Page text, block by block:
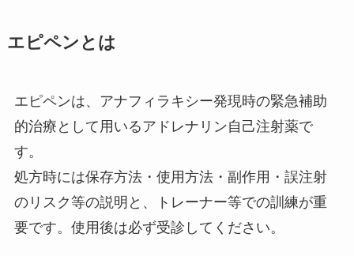
エピペンとは
エピペンは、アナフィラキシー発現時の緊急補助
的治療として用いるアドレナリン自己注射薬で
す。
処方時には保存方法・使用方法・副作用・誤注射
のリスク等の説明と、トレーナー等での訓練が重
要です。使用後は必ず受診してください。